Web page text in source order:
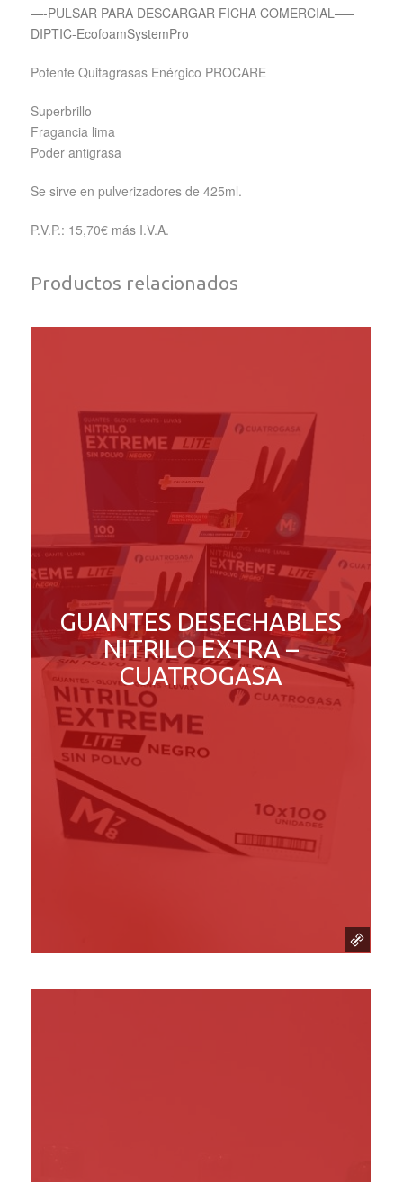
—-PULSAR PARA DESCARGAR FICHA COMERCIAL—–
DIPTIC-EcofoamSystemPro
Potente Quitagrasas Enérgico PROCARE
Superbrillo
Fragancia lima
Poder antigrasa
Se sirve en pulverizadores de 425ml.
P.V.P.: 15,70€ más I.V.A.
Productos relacionados
GUANTES DESECHABLES
NITRILO EXTRA –
CUATROGASA